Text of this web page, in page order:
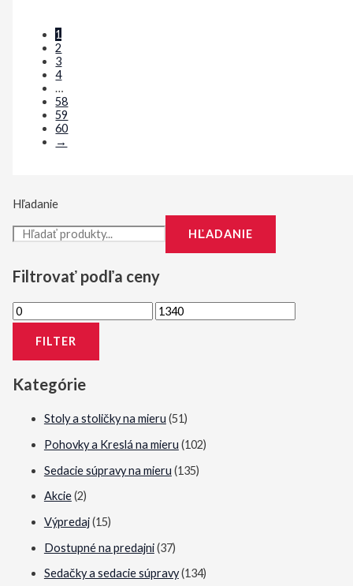
Hľadanie
HĽADANIE
Filtrovať podľa ceny
M
M
á
l
n
FILTER
Kategórie
Stoly a stoličky na mieru (51)
Pohovky a Kreslá na mieru (102)
Sedacie súpravy na mieru (135)
Akcie(2)
Výpredaj(15)
Dostupné na predajni(37)
Sedačky a sedacie súpravy(134)
1
2
3
4
…
58
59
60
→